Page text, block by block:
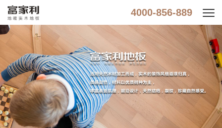
4000-856-889